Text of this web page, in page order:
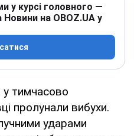
у курсі головного —
Новини на OBOZ.UA у
у тимчасово
пролунали вибухи.
ударами